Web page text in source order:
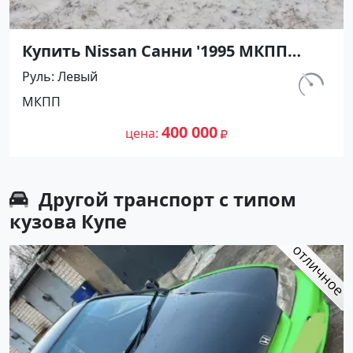
Купить Nissan Санни '1995 МКПП
(1400/90 л.с.) Бензин карбюратор
Абинск цвет Серебристый Седан по
цене 400000 рублей, объявление
№27476 на сайте Авторынок23
км.
Руль Левый
МКПП
цена 400 000
Другой транспорт с типом
кузова Купе